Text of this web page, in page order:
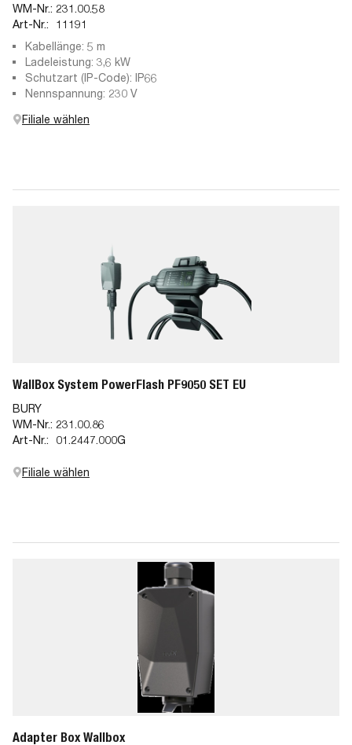
WM-Nr.: 231.00.58
Art-Nr.:
11191
Kabellänge: 5 m
Ladeleistung: 3,6 kW
Schutzart (IP-Code): IP66
Nennspannung: 230 V
Filiale wählen
WallBox System PowerFlash PF9050 SET EU
BURY
WM-Nr.: 231.00.86
Art-Nr.:
01.2447.000G
Filiale wählen
Adapter Box Wallbox